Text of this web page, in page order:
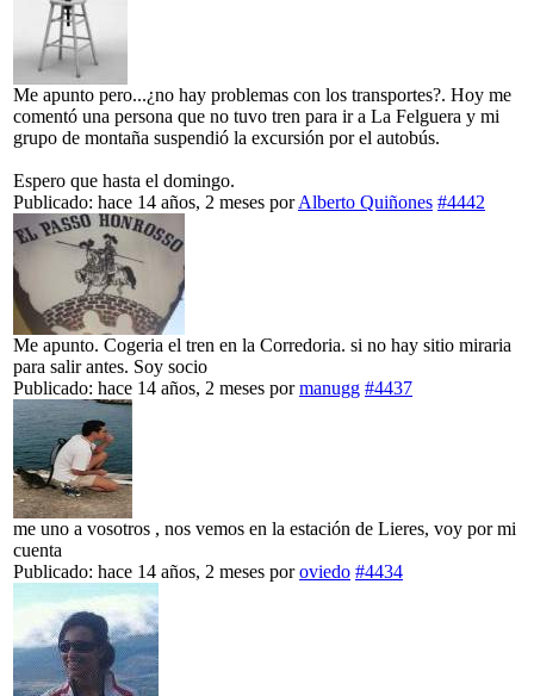
Me apunto pero...¿no hay problemas con los transportes?. Hoy me
comentó una persona que no tuvo tren para ir a La Felguera y mi
grupo de montaña suspendió la excursión por el autobús.
Espero que hasta el domingo.
Publicado: hace 14 años, 2 meses porAlberto Quiñones #4442
Me apunto. Cogeria el tren en la Corredoria. si no hay sitio miraria
para salir antes. Soy socio
Publicado: hace 14 años, 2 meses pormanugg #4437
me uno a vosotros , nos vemos en la estación de Lieres, voy por mi
cuenta
Publicado: hace 14 años, 2 meses poroviedo #4434